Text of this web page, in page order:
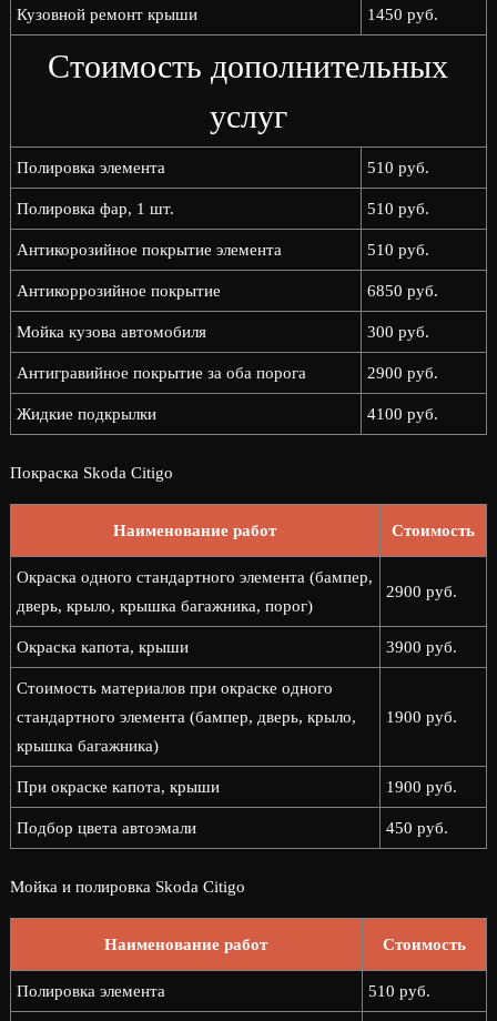
Кузовной ремонт крыши 1450 руб.
Стоимость дополнительных
услуг
Полировка элемента 510 руб.
Полировка фар, 1 шт. 510 руб.
Антикорозийное покрытие элемента 510 руб.
Антикоррозийное покрытие 6850 руб.
Мойка кузова автомобиля 300 руб.
Антигравийное покрытие за оба порога 2900 руб.
Жидкие подкрылки 4100 руб.
Покраска Skoda Citigo
Наименование работ Стоимость
Окраска одного стандартного элемента (бампер,
дверь, крыло, крышка багажника, порог)
2900 руб.
Окраска капота, крыши 3900 руб.
Стоимость материалов при окраске одного
стандартного элемента (бампер, дверь, крыло,
крышка багажника)
1900 руб.
При окраске капота, крыши 1900 руб.
Подбор цвета автоэмали 450 руб.
Мойка и полировка Skoda Citigo
Наименование работ Стоимость
Полировка элемента 510 руб.